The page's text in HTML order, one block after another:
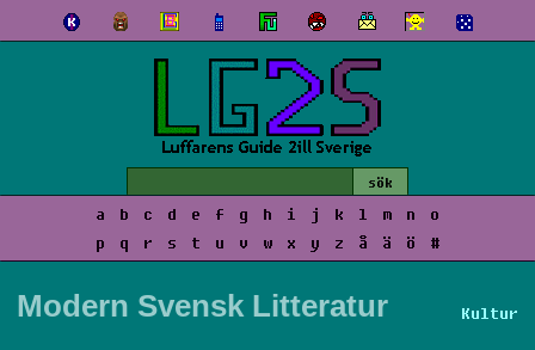
a b c d e f g h i j k l m n
o
p
q r s t u v w x y z å ä ö #
Kultur
Modern Svensk Litteratur